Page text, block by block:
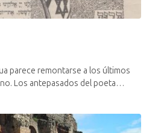
parece remontarse a los últimos
Los antepasados del poeta